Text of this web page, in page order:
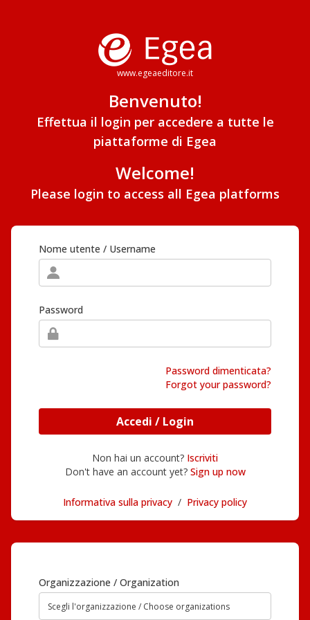
www.egeaeditore.it
Benvenuto!
Effettua il login per accedere a tutte le
piattaforme di Egea
Welcome!
Please login to access all Egea platforms
Nome utente / Username
Password
Password dimenticata?
Forgot your password?
Accedi / Login
Non hai un account? Iscriviti
Don't have an account yet? Sign up now
Informativa sulla privacy / Privacy policy
Organizzazione / Organization